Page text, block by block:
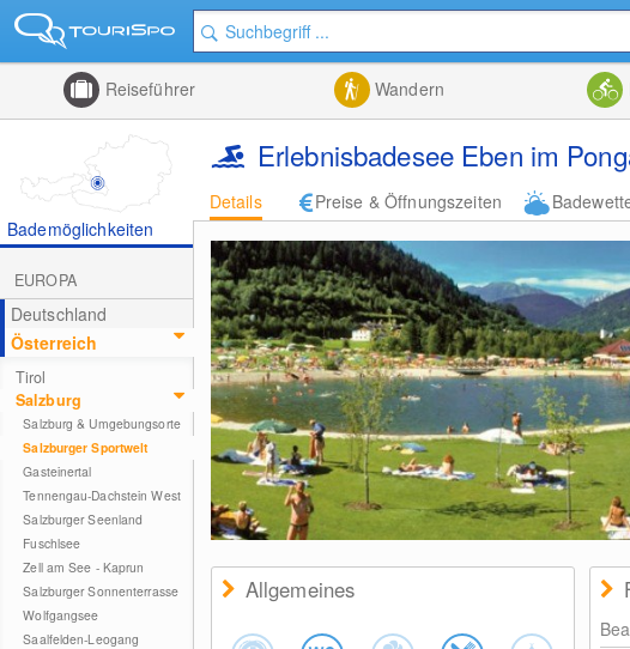
Reiseführer Wandern
Erlebnisbadesee Eben im
Details Preise & Öffnungszeiten
Bademöglichkeiten
EUROPA
Deutschland
Österreich
Tirol
Salzburg
Salzburg & Umgebungsorte
Salzburger Sportwelt
Gasteinertal
Tennengau-Dachstein West
Salzburger Seenland
Fuschlsee
Zell am See - Kaprun
Salzburger Sonnenterrasse
Wolfgangsee
Saalfelden-Leogang
Allgemeines